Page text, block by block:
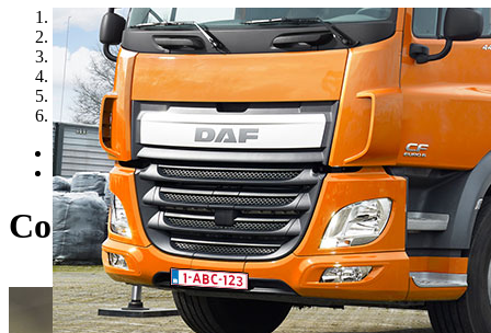
Previous
Next
Connaître et Conduire